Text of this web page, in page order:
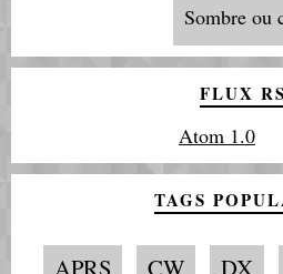
Sombre ou
FLUX
Atom 1.0
TAGS
APRS CW DX